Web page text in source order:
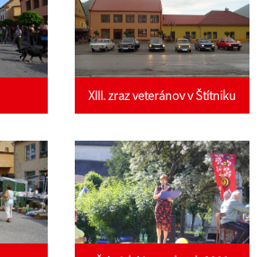
XIII. zraz veteránov v Štítniku